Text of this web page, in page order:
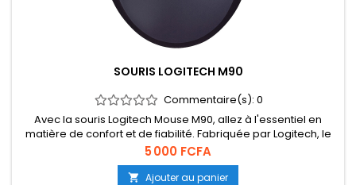
SOURIS LOGITECH M90
Commentaire(s): 0
Avec la souris Logitech Mouse M90, allez à l'essentiel en
matière de confort et de fiabilité. Fabriquée par Logitech, le
spécialiste des souris, cette souris bénéficie de toute
l'expertise d'un fabricant ayant produit plus d'un milliard de
souris.
Prix
5 000 FCFA
 Ajouter au panier